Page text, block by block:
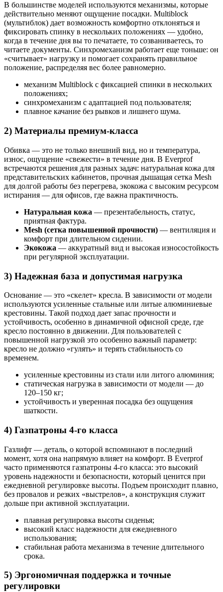
В большинстве моделей используются механизмы, которые
действительно меняют ощущение посадки. Multiblock
(мультиблок) дает возможность комфортно отклоняться и
фиксировать спинку в нескольких положениях — удобно,
когда в течение дня вы то печатаете, то созваниваетесь, то
читаете документы. Синхромеханизм работает еще тоньше: он
«считывает» нагрузку и помогает сохранять правильное
положение, распределяя вес более равномерно.
механизм Multiblock с фиксацией спинки в нескольких
положениях;
синхромеханизм с адаптацией под пользователя;
плавное качание без рывков и лишнего шума.
2) Материалы премиум-класса
Обивка — это не только внешний вид, но и температура,
износ, ощущение «свежести» в течение дня. В Everprof
встречаются решения для разных задач: натуральная кожа для
представительских кабинетов, прочная дышащая сетка Mesh
для долгой работы без перегрева, экокожа с высоким ресурсом
истирания — для офисов, где важна практичность.
Натуральная кожа — презентабельность, статус,
приятная фактура.
Mesh (сетка повышенной прочности) — вентиляция и
комфорт при длительном сидении.
Экокожа — аккуратный вид и высокая износостойкость
при регулярной эксплуатации.
3) Надежная база и допустимая нагрузка
Основание — это «скелет» кресла. В зависимости от модели
используются усиленные стальные или литые алюминиевые
крестовины. Такой подход дает запас прочности и
устойчивость, особенно в динамичной офисной среде, где
кресло постоянно в движении. Для пользователей с
повышенной нагрузкой это особенно важный параметр:
кресло не должно «гулять» и терять стабильность со
временем.
усиленные крестовины из стали или литого алюминия;
статическая нагрузка в зависимости от модели — до
120–150 кг;
устойчивость и уверенная посадка без ощущения
шаткости.
4) Газпатроны 4-го класса
Газлифт — деталь, о которой вспоминают в последний
момент, хотя она напрямую влияет на комфорт. В Everprof
часто применяются газпатроны 4-го класса: это высокий
уровень надежности и безопасности, который ценится при
ежедневной регулировке высоты. Подъем происходит плавно,
без провалов и резких «выстрелов», а конструкция служит
дольше при активной эксплуатации.
плавная регулировка высоты сиденья;
высокий класс надежности для ежедневного
использования;
стабильная работа механизма в течение длительного
срока.
5) Эргономичная поддержка и точные
регулировки